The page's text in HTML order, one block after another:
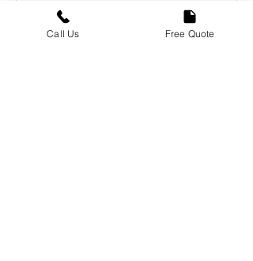
Call Us Free Quote